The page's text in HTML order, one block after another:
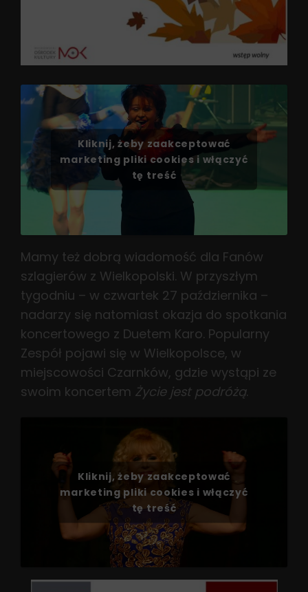
Kliknij, żeby zaakceptować
marketing pliki cookies i włączyć
tę treść
Mamy też dobrą wiadomość dla Fanów
szlagierów z Wielkopolski. W przyszłym
tygodniu – w czwartek 27 października –
nadarzy się natomiast okazja do spotkania
koncertowego z Duetem Karo. Popularny
Zespół pojawi się w Wielkopolsce, w
miejscowości Czarnków, gdzie wystąpi ze
swoim koncertem Życie jest podróżą.
Kliknij, żeby zaakceptować
marketing pliki cookies i włączyć
tę treść